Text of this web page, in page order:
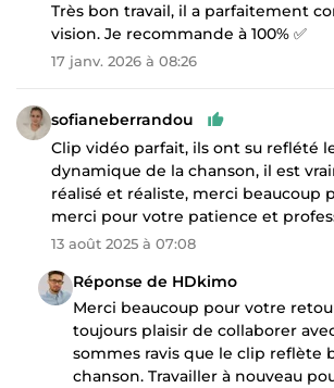
Très bon travail, il a parfaitement
vision. Je recommande à 100% ✅
17 janv. 2026 à 08:26
sofianeberrandou
Clip vidéo parfait, ils ont su reflété
dynamique de la chanson, il est
réalisé et réaliste, merci beaucoup
merci pour votre patience et
13 août 2025 à 07:08
Réponse de HDkimo
Merci beaucoup pour votre
toujours plaisir de collaborer
sommes ravis que le clip reflète
chanson. Travailler à nouveau